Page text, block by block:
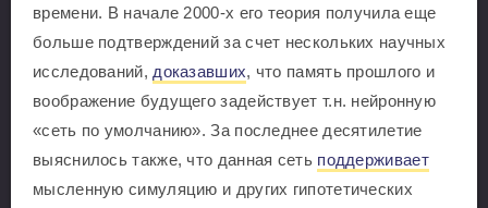
времени. В начале 2000-х его теория получила еще
больше подтверждений за счет нескольких научных
исследований, доказавших, что память прошлого и
воображение будущего задействует т.н. нейронную
«сеть по умолчанию». За последнее десятилетие
выяснилось также, что данная сеть поддерживает
мысленную симуляцию и других гипотетических